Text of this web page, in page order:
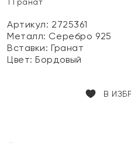
Артикул: 2725361
Металл: Серебро 925
Вставки:Гранат
Цвет:Бордовый
В